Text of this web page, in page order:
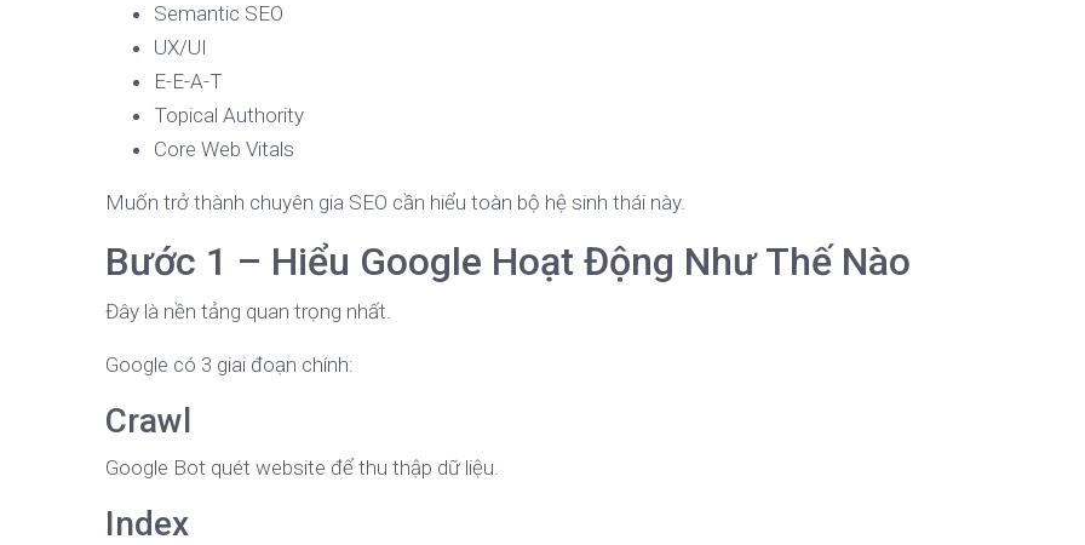
Semantic SEO
UX/UI
E-E-A-T
Topical Authority
Core Web Vitals
Muốn trở thành chuyên gia SEO cần hiểu toàn bộ hệ sinh thái này.
Bước 1 – Hiểu Google Hoạt Động Như Thế Nào
Đây là nền tảng quan trọng nhất.
Google có 3 giai đoạn chính:
Crawl
Google Bot quét website để thu thập dữ liệu.
Index